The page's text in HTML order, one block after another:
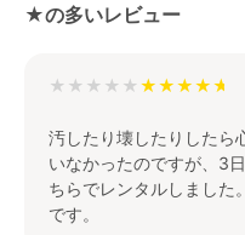
★の多いレビュー
★★★★★
汚したり壊したりしたら
いなかったのですが、3
ちらでレンタルしました
です。